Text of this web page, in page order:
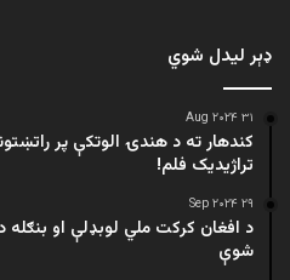
ډېر لیدل شوي
۳۱ Aug ۲۰۲۴
کندهار ته د هندۍ الوتکې پر
تراژيديک فلم!
۲۹ Sep ۲۰۲۴
د افغان کرکت ملي لوبډلې او
شوې